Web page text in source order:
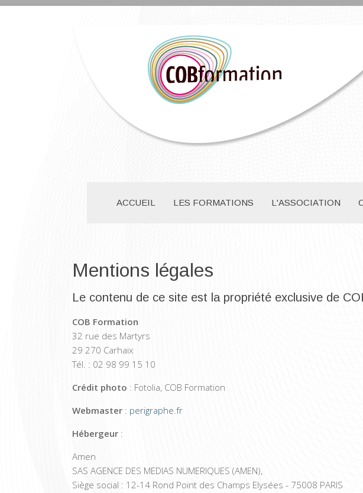
ACCUEIL LES FORMATIONS L'ASSOCIATION
Mentions légales
Le contenu de ce site est la propriété exclusive de
COB Formation
32 rue des Martyrs
29 270 Carhaix
Tél. : 02 98 99 15 10
Crédit photo : Fotolia, COB Formation
Webmaster : perigraphe.fr
Hébergeur :
Amen
SAS AGENCE DES MEDIAS NUMERIQUES (AMEN),
Siège social : 12-14 Rond Point des Champs Elysées - 75008 PARIS